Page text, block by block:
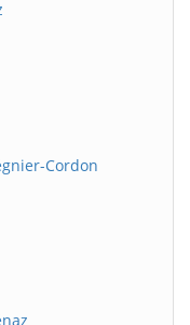
Cordon